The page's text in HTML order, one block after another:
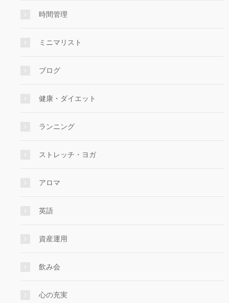
時間管理
ミニマリスト
ブログ
健康・ダイエット
ランニング
ストレッチ・ヨガ
アロマ
英語
資産運用
飲み会
心の充実